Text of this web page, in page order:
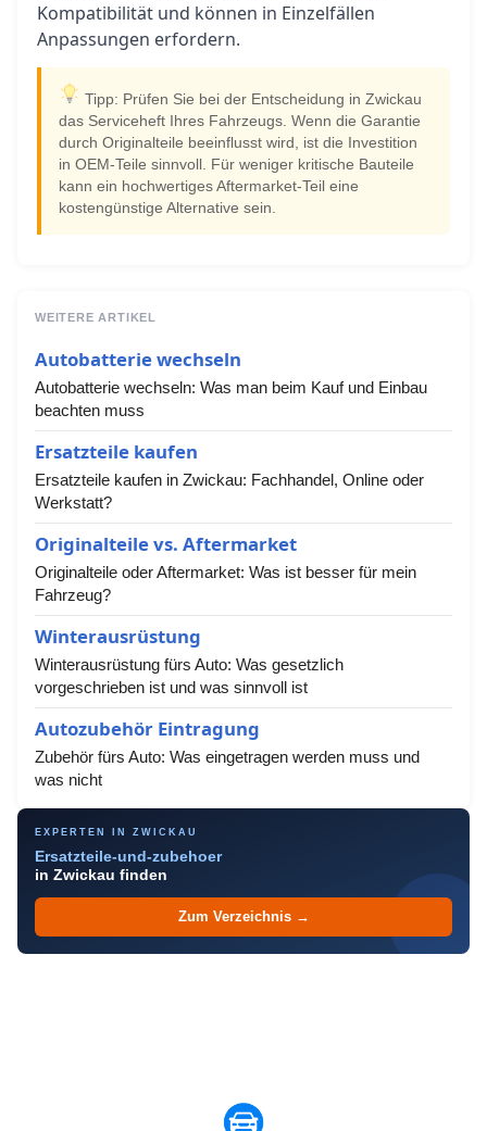
Kompatibilität und können in Einzelfällen
Anpassungen erfordern.
Tipp: Prüfen Sie bei der Entscheidung in Zwickau
das Serviceheft Ihres Fahrzeugs. Wenn die Garantie
durch Originalteile beeinflusst wird, ist die Investition
in OEM-Teile sinnvoll. Für weniger kritische Bauteile
kann ein hochwertiges Aftermarket-Teil eine
kostengünstige Alternative sein.
WEITERE ARTIKEL
Autobatterie wechseln
Autobatterie wechseln: Was man beim Kauf und Einbau
beachten muss
Ersatzteile kaufen
Ersatzteile kaufen in Zwickau: Fachhandel, Online oder
Werkstatt?
Originalteile vs. Aftermarket
Originalteile oder Aftermarket: Was ist besser für mein
Fahrzeug?
Winterausrüstung
Winterausrüstung fürs Auto: Was gesetzlich
vorgeschrieben ist und was sinnvoll ist
Autozubehör Eintragung
Zubehör fürs Auto: Was eingetragen werden muss und
was nicht
EXPERTEN IN ZWICKAU
Ersatzteile-und-zubehoer
in Zwickau finden
Zum Verzeichnis →